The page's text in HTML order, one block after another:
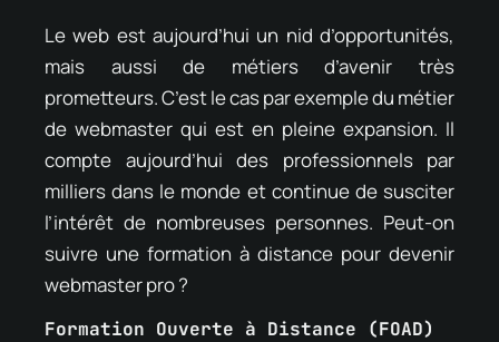
Le web est aujourd’hui un nid d’opportunités,
mais aussi de métiers d’avenir très
prometteurs. C’est le cas par exemple du métier
de webmaster qui est en pleine expansion. Il
compte aujourd’hui des professionnels par
milliers dans le monde et continue de susciter
l’intérêt de nombreuses personnes. Peut-on
suivre une formation à distance pour devenir
webmaster pro ?
Formation Ouverte à Distance (FOAD)